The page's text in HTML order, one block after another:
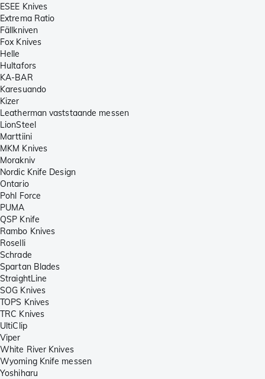
ESEE Knives
Extrema Ratio
Fällkniven
Fox Knives
Helle
Hultafors
KA-BAR
Karesuando
Kizer
Leatherman vaststaande messen
LionSteel
Marttiini
MKM Knives
Morakniv
Nordic Knife Design
Ontario
Pohl Force
PUMA
QSP Knife
Rambo Knives
Roselli
Schrade
Spartan Blades
StraightLine
SOG Knives
TOPS Knives
TRC Knives
UltiClip
Viper
White River Knives
Wyoming Knife messen
Yoshiharu